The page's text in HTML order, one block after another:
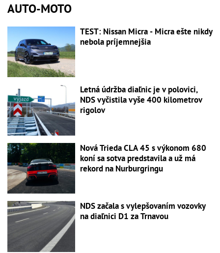
AUTO-MOTO
TEST: Nissan Micra - Micra ešte nikdy
nebola príjemnejšia
Letná údržba diaľnic je v polovici,
NDS vyčistila vyše 400 kilometrov
rigolov
Nová Trieda CLA 45 s výkonom 680
koní sa sotva predstavila a už má
rekord na Nurburgringu
NDS začala s vylepšovaním vozovky
na diaľnici D1 za Trnavou